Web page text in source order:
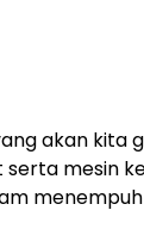
akan kita
mesin